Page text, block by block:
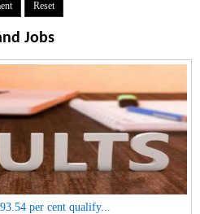
Jobs
per cent qualify...